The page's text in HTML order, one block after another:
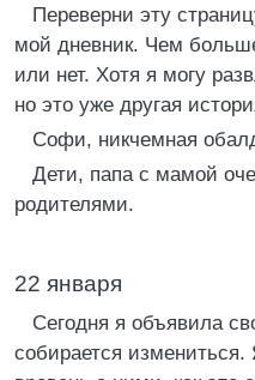
Переверни эту
мой дневник. Чем
или нет. Хотя я могу
но это уже другая
Софи, никчемная
Дети, папа с мамой
родителями.
22 января
Сегодня я объявила
собирается